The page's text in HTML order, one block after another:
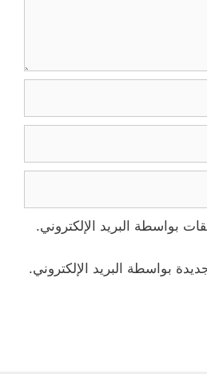
بواسطة البريد الإلكتروني.
بواسطة البريد الإلكتروني.